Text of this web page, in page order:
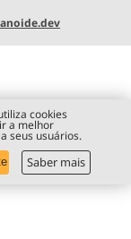
cookies
a melhor
seus usuários.
Saber mais